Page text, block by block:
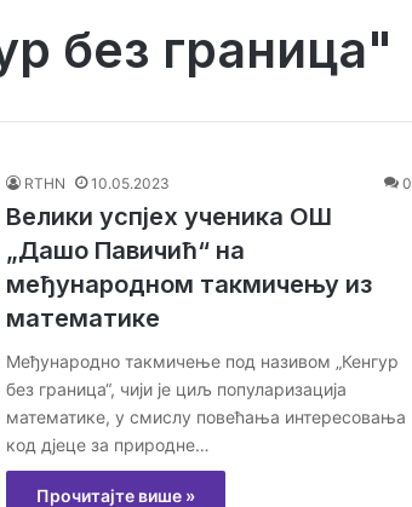
без граница"
RTHN 10.05.2023 0
Велики успјех ученика ОШ
„Дашо Павичић“ на
међународном такмичењу из
математике
Међународно такмичење под називом „Кенгур
без граница“, чији је циљ популаризација
математике, у смислу повећања интересовања
код дјеце за природне…
Прочитајте више »